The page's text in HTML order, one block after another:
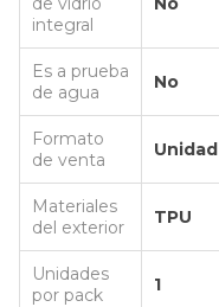
integral
Es a prueba
de agua
No
Formato
de venta
Unidad
Materiales
del exterior
TPU
Unidades
por pack
1